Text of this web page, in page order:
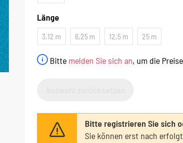
Bitte melden Sie sich an, um die
Länge
3,12 m 6,25 m 12,5 m 25 m
Bitte registrieren Sie sich
Sie können erst nach